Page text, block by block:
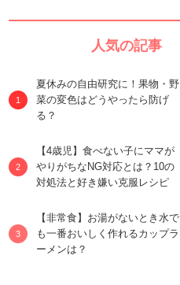
人気の記事
夏休みの自由研究に！果物・野
菜の変色はどうやったら防げ
る？
【4歳児】食べない子にママが
やりがちなNG対応とは？10の
対処法と好き嫌い克服レシピ
【非常食】お湯がないとき水で
も一番おいしく作れるカップラ
ーメンは？